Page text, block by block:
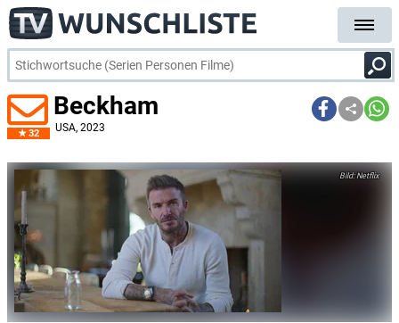
32
Beckham
USA, 2023
Netflix